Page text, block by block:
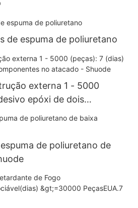
de espuma de poliuretano
externa 1 - 5000
epóxi de dois
- Shuode
de poliuretano de